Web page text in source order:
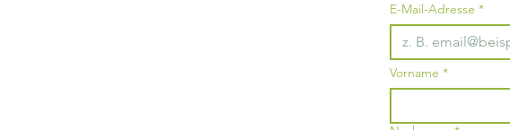
E-Mail-Adresse *
Vorname *